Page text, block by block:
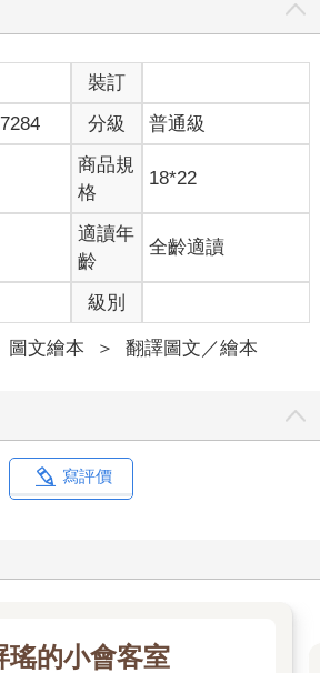
裝訂
分級 普通級
商品規
格
18*22
適讀年
齡
全齡適讀
級別
圖文繪本 ＞ 翻譯圖文／繪本
寫評價
瑤的小會客室